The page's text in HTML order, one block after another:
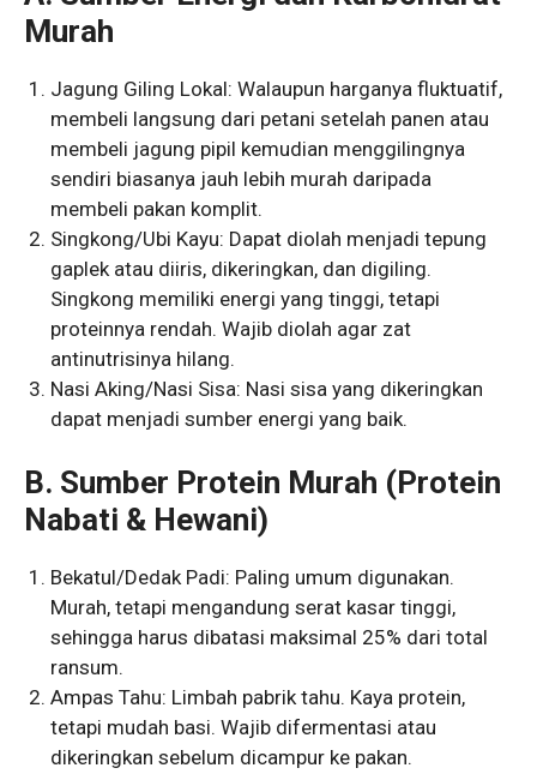
Murah
Jagung Giling Lokal: Walaupun harganya fluktuatif,
membeli langsung dari petani setelah panen atau
membeli jagung pipil kemudian menggilingnya
sendiri biasanya jauh lebih murah daripada
membeli pakan komplit.
Singkong/Ubi Kayu: Dapat diolah menjadi tepung
gaplek atau diiris, dikeringkan, dan digiling.
Singkong memiliki energi yang tinggi, tetapi
proteinnya rendah. Wajib diolah agar zat
antinutrisinya hilang.
Nasi Aking/Nasi Sisa: Nasi sisa yang dikeringkan
dapat menjadi sumber energi yang baik.
B. Sumber Protein Murah (Protein
Nabati & Hewani)
Bekatul/Dedak Padi: Paling umum digunakan.
Murah, tetapi mengandung serat kasar tinggi,
sehingga harus dibatasi maksimal 25% dari total
ransum.
Ampas Tahu: Limbah pabrik tahu. Kaya protein,
tetapi mudah basi. Wajib difermentasi atau
dikeringkan sebelum dicampur ke pakan.